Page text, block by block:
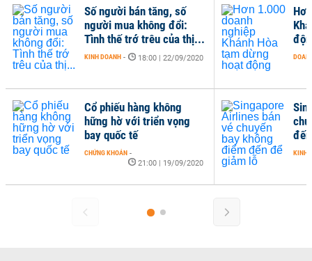
Số người bán tăng, số
người mua không đổi:
Tình thế trớ trêu của thị...
KINH DOANH - 18:00 | 22/09/2020
Cổ phiếu hàng không
hững hờ với triển vọng
bay quốc tế
CHỨNG KHOÁN -
21:00 | 19/09/2020
KINH